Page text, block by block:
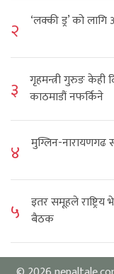
२ ‘लक्की ड्र’ को
३
गृहमन्त्री गुरुङ केही
काठमाडौं नफर्किने
४ मुग्लिन-
५
इतर समूहले राष्ट्रिय
बैठक